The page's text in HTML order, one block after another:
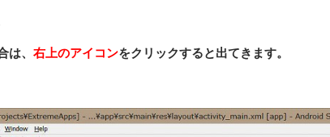
は、 右上のアイコンをクリックすると出てきます。